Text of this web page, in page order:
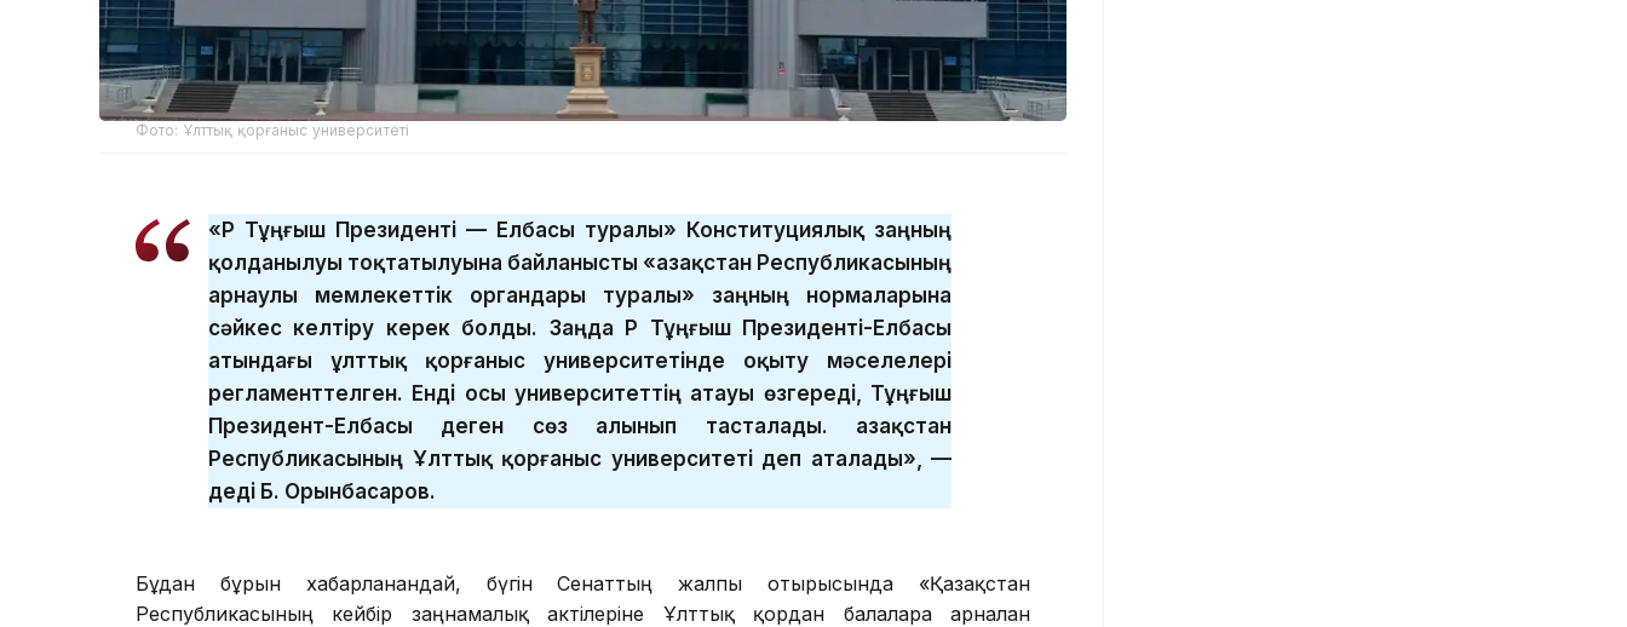
Фото: Ұлттық қорғаныс университеті
«ҚР Тұңғыш Президенті — Елбасы туралы» Конституциялық заңның
қолданылуы тоқтатылуына байланысты «Қазақстан Республикасының
арнаулы мемлекеттік органдары туралы» заңның нормаларына
сәйкес келтіру керек болды. Заңда ҚР Тұңғыш Президенті-Елбасы
атындағы ұлттық қорғаныс университетінде оқыту мәселелері
регламенттелген. Енді осы университеттің атауы өзгереді, Тұңғыш
Президент-Елбасы деген сөз алынып тасталады. Қазақстан
Республикасының Ұлттық қорғаныс университеті деп аталады», —
деді Б. Орынбасаров.
Бұдан бұрын хабарланғандай, бүгін Сенаттың жалпы отырысында «Қазақстан
Республикасының кейбір заңнамалық актілеріне Ұлттық қордан балаларға арналған